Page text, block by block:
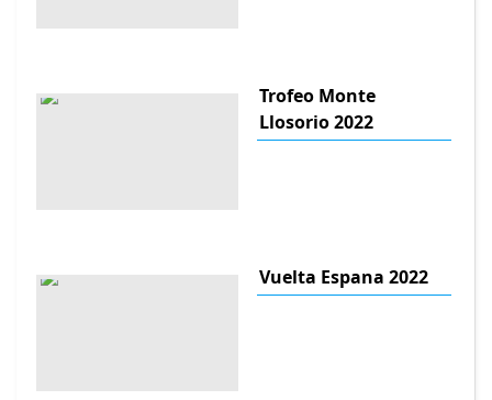
Trofeo Monte
Llosorio 2022
Vuelta Espana 2022